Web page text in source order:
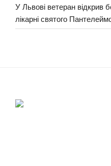
У Львові ветеран відкрив
лікарні святого